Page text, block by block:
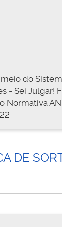
do
- Sei Julgar!
Normativa
DE